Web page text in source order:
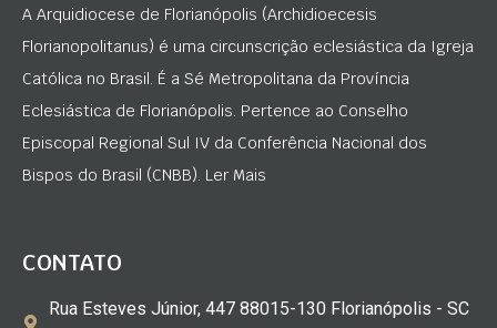
A Arquidiocese de Florianópolis (Archidioecesis
Florianopolitanus) é uma circunscrição eclesiástica da Igreja
Católica no Brasil. É a Sé Metropolitana da Província
Eclesiástica de Florianópolis. Pertence ao Conselho
Episcopal Regional Sul IV da Conferência Nacional dos
Bispos do Brasil (CNBB). Ler Mais
CONTATO
Rua Esteves Júnior, 447 88015-130 Florianópolis - SC